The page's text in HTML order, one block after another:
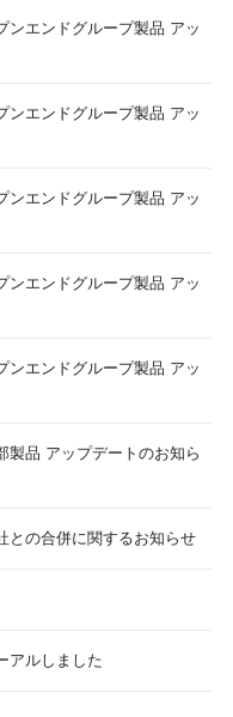
ンエンドグループ製品 アッ
ンエンドグループ製品 アッ
ンエンドグループ製品 アッ
ンエンドグループ製品 アッ
ンエンドグループ製品 アッ
製品 アップデートのお知ら
との合併に関するお知らせ
アルしました